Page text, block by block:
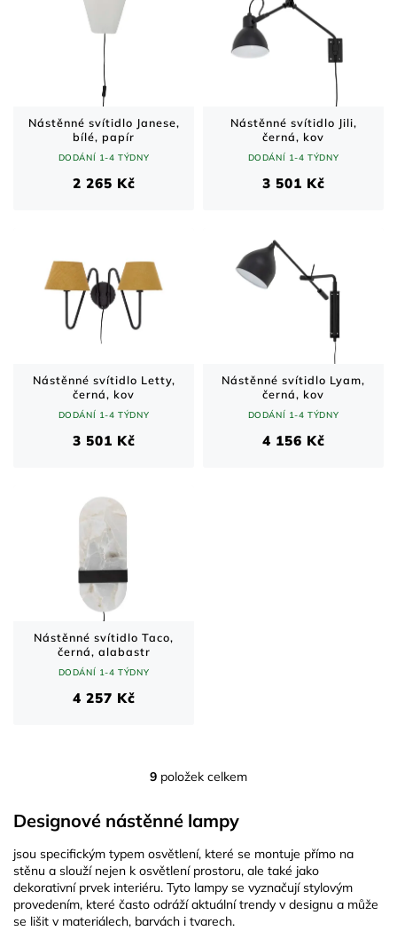
Nástěnné svítidlo Janese,
bílé, papír
DODÁNÍ 1-4 TÝDNY
2 265 Kč
Nástěnné svítidlo Jili,
černá, kov
DODÁNÍ 1-4 TÝDNY
3 501 Kč
Nástěnné svítidlo Letty,
černá, kov
DODÁNÍ 1-4 TÝDNY
3 501 Kč
Nástěnné svítidlo Lyam,
černá, kov
DODÁNÍ 1-4 TÝDNY
4 156 Kč
Nástěnné svítidlo Taco,
černá, alabastr
DODÁNÍ 1-4 TÝDNY
4 257 Kč
O
l
á
d
a
c
í
p
9 položek celkem
Designové nástěnné lampy
jsou specifickým typem osvětlení, které se montuje přímo na
stěnu a slouží nejen k osvětlení prostoru, ale také jako
dekorativní prvek interiéru. Tyto lampy se vyznačují stylovým
provedením, které často odráží aktuální trendy v designu a může
se lišit v materiálech, barvách i tvarech.